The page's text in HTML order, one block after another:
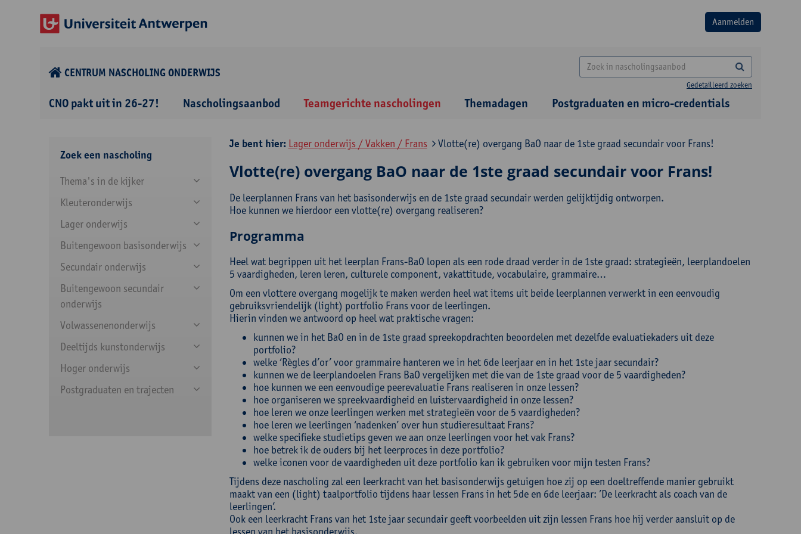
CENTRUM NASCHOLING ONDERWIJS
Gedetailleerd zoeken
CNO pakt uit in 26-27! Nascholingsaanbod Teamgerichte nascholingen Themadagen Postgraduaten en micro-credentials
Zoek een nascholing
Thema's in de kijker
Kleuteronderwijs
Lager onderwijs
Buitengewoon basisonderwijs
Secundair onderwijs
Buitengewoon secundair
onderwijs
Volwassenenonderwijs
Deeltijds kunstonderwijs
Hoger onderwijs
Postgraduaten en trajecten
Je bent hier: Lager onderwijs / Vakken / Frans Vlotte(re) overgang BaO naar de 1ste graad secundair voor Frans!
Vlotte(re) overgang BaO naar de 1ste graad secundair voor Frans!
De leerplannen Frans van het basisonderwijs en de 1ste graad secundair werden gelijktijdig ontworpen.
Hoe kunnen we hierdoor een vlotte(re) overgang realiseren?
Programma
Heel wat begrippen uit het leerplan Frans-BaO lopen als een rode draad verder in de 1ste graad: strategieën, leerplandoelen
5 vaardigheden, leren leren, culturele component, vakattitude, vocabulaire, grammaire…
Om een vlottere overgang mogelijk te maken werden heel wat items uit beide leerplannen verwerkt in een eenvoudig
gebruiksvriendelijk (light) portfolio Frans voor de leerlingen.
Hierin vinden we antwoord op heel wat praktische vragen:
kunnen we in het BaO en in de 1ste graad spreekopdrachten beoordelen met dezelfde evaluatiekaders uit deze
portfolio?
welke ‘Règles d’or’ voor grammaire hanteren we in het 6de leerjaar en in het 1ste jaar secundair?
kunnen we de leerplandoelen Frans BaO vergelijken met die van de 1ste graad voor de 5 vaardigheden?
hoe kunnen we een eenvoudige peerevaluatie Frans realiseren in onze lessen?
hoe organiseren we spreekvaardigheid en luistervaardigheid in onze lessen?
hoe leren we onze leerlingen werken met strategieën voor de 5 vaardigheden?
hoe leren we leerlingen ‘nadenken’ over hun studieresultaat Frans?
welke specifieke studietips geven we aan onze leerlingen voor het vak Frans?
hoe betrek ik de ouders bij het leerproces in deze portfolio?
welke iconen voor de vaardigheden uit deze portfolio kan ik gebruiken voor mijn testen Frans?
Tijdens deze nascholing zal een leerkracht van het basisonderwijs getuigen hoe zij op een doeltreffende manier gebruikt
maakt van een (light) taalportfolio tijdens haar lessen Frans in het 5de en 6de leerjaar: ’De leerkracht als coach van de
leerlingen’.
Ook een leerkracht Frans van het 1ste jaar secundair geeft voorbeelden uit zijn lessen Frans hoe hij verder aansluit op de
lessen van het basisonderwijs.